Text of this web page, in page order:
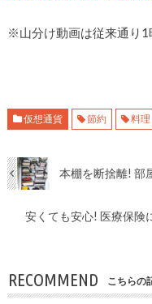
※山分け動画は従来通り1
仮想通貨 節約 料理
本棚を断捨離! 部
安くても安心! 医療保険
RECOMMEND こちらの